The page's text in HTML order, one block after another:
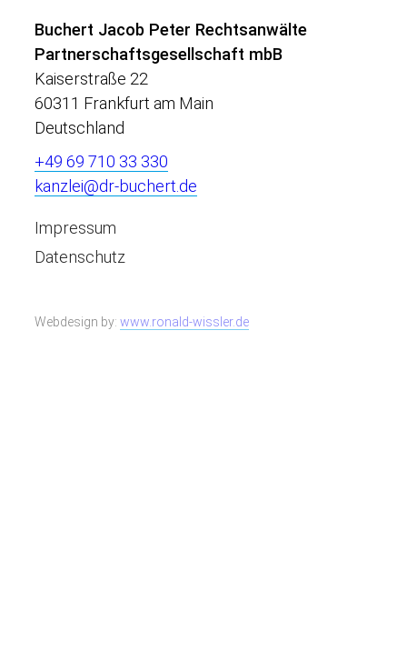
Buchert Jacob Peter Rechtsanwälte
Partnerschaftsgesellschaft mbB
Kaiserstraße 22
60311 Frankfurt am Main
Deutschland
+49 69 710 33 330
kanzlei@dr-buchert.de
Impressum
Datenschutz
Webdesign by: www.ronald-wissler.de